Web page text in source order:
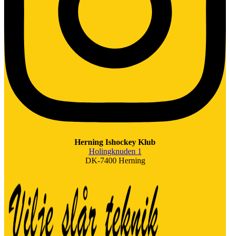
Herning Ishockey Klub
Holingknuden 1
DK-7400 Herning